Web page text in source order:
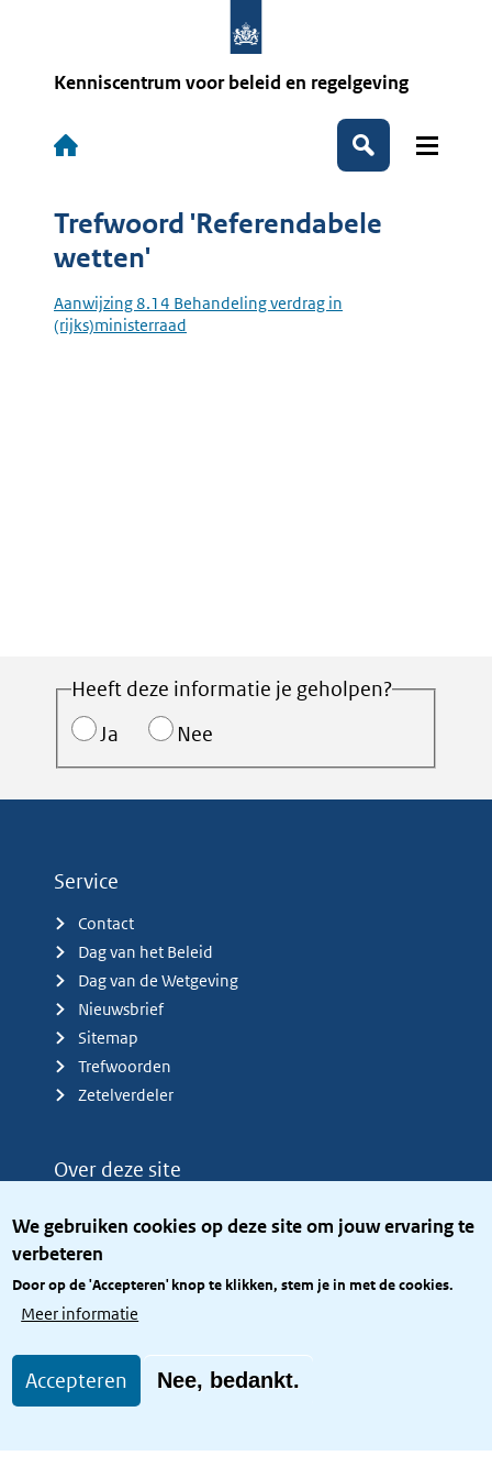
We gebruiken cookies op deze site om jouw ervaring te
verbeteren
Door op de 'Accepteren' knop te klikken, stem je in met de cookies.
Meer informatie
Accepteren Nee, bedankt.
Kenniscentrum voor beleid en regelgeving
Hoofdnavigatie
Zoeken
Trefwoord 'Referendabele
wetten'
Aanwijzing 8.14 Behandeling verdrag in
(rijks)ministerraad
Heeft deze informatie je geholpen?
Ja
Nee
Service
Contact
Dag van het Beleid
Dag van de Wetgeving
Nieuwsbrief
Sitemap
Trefwoorden
Zetelverdeler
Over deze site
Privacy
Toegang site openbaar
Toegankelijkheid